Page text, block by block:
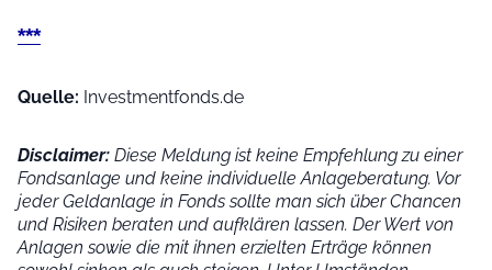
***
Quelle: Investmentfonds.de
Disclaimer: Diese Meldung ist keine Empfehlung zu einer
Fondsanlage und keine individuelle Anlageberatung. Vor
jeder Geldanlage in Fonds sollte man sich über Chancen
und Risiken beraten und aufklären lassen. Der Wert von
Anlagen sowie die mit ihnen erzielten Erträge können